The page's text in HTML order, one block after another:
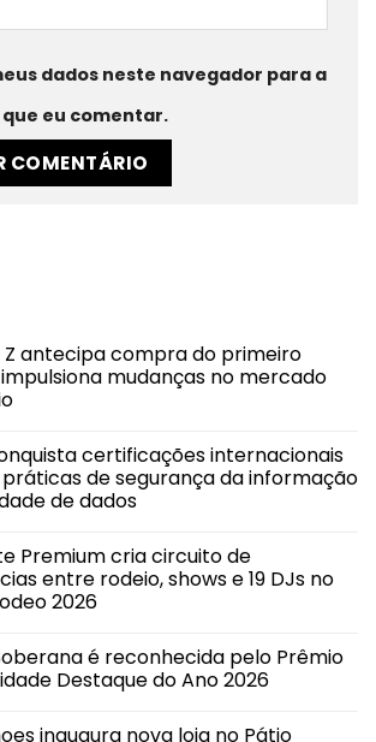
dados neste navegador para a
eu comentar.
Z antecipa compra do primeiro
mudanças no mercado
certificações internacionais
de segurança da informação
de dados
Premium cria circuito de
entre rodeio, shows e 19 DJs no
2026
é reconhecida pelo Prêmio
Destaque do Ano 2026
inaugura nova loja no Pátio